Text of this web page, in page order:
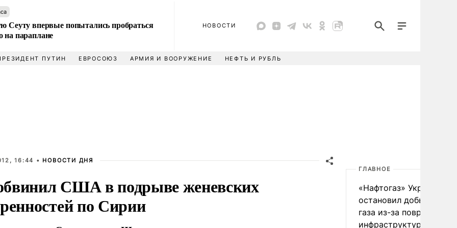
Сеуту впервые попытались пробраться
на параплане
НОВОСТИ
ПУТИН ЕВРОСОЮЗ АРМИЯ И ВООРУЖЕНИЕ НЕФТЬ И РУБЛЬ
16:44 • НОВОСТИ ДНЯ
США в подрыве женевских
по Сирии
ГЛАВНОЕ
«Нафтогаз» Украины
остановил добычу
газа из-за повреждения
инфраструктуры